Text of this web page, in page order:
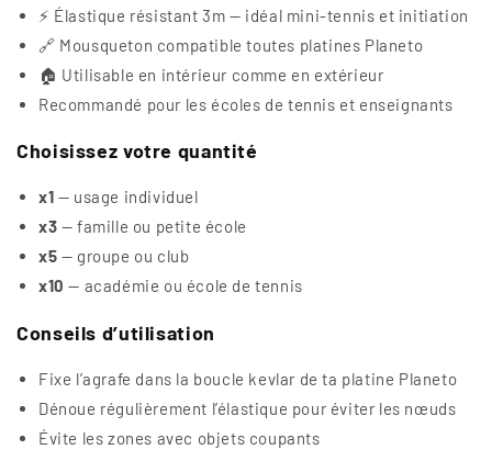
⚡ Élastique résistant 3m — idéal mini-tennis et initiation
🔗 Mousqueton compatible toutes platines Planeto
🏠 Utilisable en intérieur comme en extérieur
Recommandé pour les écoles de tennis et enseignants
Choisissez votre quantité
x1 — usage individuel
x3 — famille ou petite école
x5 — groupe ou club
x10 — académie ou école de tennis
Conseils d’utilisation
Fixe l’agrafe dans la boucle kevlar de ta platine Planeto
Dénoue régulièrement l’élastique pour éviter les nœuds
Évite les zones avec objets coupants